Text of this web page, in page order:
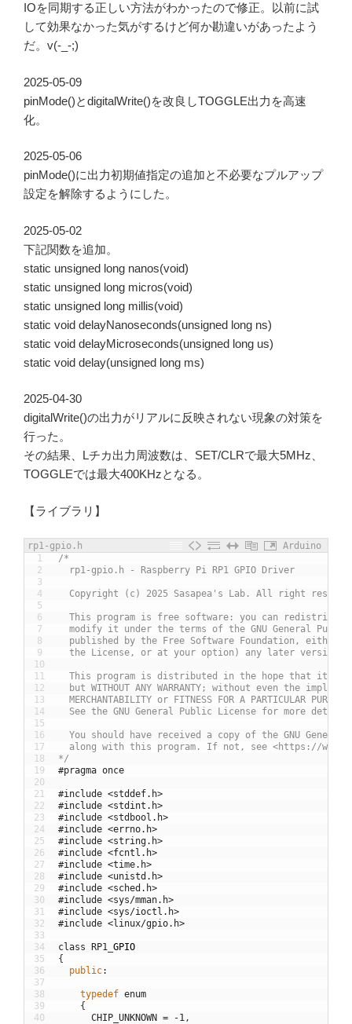
IOを同期する正しい方法がわかったので修正。以前に試
して効果なかった気がするけど何か勘違いがあったよう
だ。v(-_-;)
2025-05-09
pinMode()とdigitalWrite()を改良しTOGGLE出力を高速
化。
2025-05-06
pinMode()に出力初期値指定の追加と不必要なプルアップ
設定を解除するようにした。
2025-05-02
下記関数を追加。
static unsigned long nanos(void)
static unsigned long micros(void)
static unsigned long millis(void)
static void delayNanoseconds(unsigned long ns)
static void delayMicroseconds(unsigned long us)
static void delay(unsigned long ms)
2025-04-30
digitalWrite()の出力がリアルに反映されない現象の対策を
行った。
その結果、Lチカ出力周波数は、SET/CLRで最大5MHz、
TOGGLEでは最大400KHzとなる。
【ライブラリ】
rp1-gpio.h
Arduino
1
2
3
4
5
6
7
8
9
10
11
12
13
14
15
16
17
18
19
20
21
22
23
24
25
26
27
28
29
30
31
32
33
34
35
36
37
38
39
40
/*
rp1-gpio.h - Raspberry Pi RP1 GPIO Driver
Copyright (c) 2025 Sasapea's Lab. All right
This program is free software: you can
modify it under the terms of the GNU General Public
published by the Free Software Foundation, either
the License, or at your option) any later version.
This program is distributed in the hope that it
but WITHOUT ANY WARRANTY; without even the
MERCHANTABILITY or FITNESS FOR A PARTICULAR
See the GNU General Public License for more
You should have received a copy of the GNU General
along with this program. If not, see <https://
*/
#pragma once
#include <stddef.h>
#include <stdint.h>
#include <stdbool.h>
#include <errno.h>
#include <string.h>
#include <fcntl.h>
#include <time.h>
#include <unistd.h>
#include <sched.h>
#include <sys/mman.h>
#include <sys/ioctl.h>
#include <linux/gpio.h>
class RP1 GPIO
{
public:
typedef enum
{
CHIP_UNKNOWN = -1,